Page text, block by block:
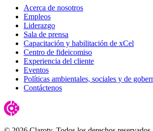
Acerca de nosotros
Empleos
Liderazgo
Sala de prensa
Capacitación y habilitación de xCel
Centro de fideicomiso
Experiencia del cliente
Eventos
Políticas ambientales, sociales y de
Contáctenos